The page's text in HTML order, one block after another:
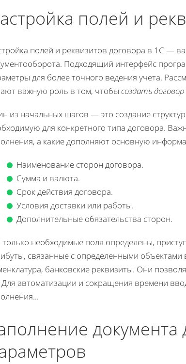
полей и
полей и реквизитов договора в 1С —
Подходящий интерфейс
для более точного ведения учета.
важную роль в том, чтобы создать
из начальных шагов — это создание
для конкретного типа договора.
а какие дополняют основную
Наименование сторон договора.
Сумма и валюта.
Срок действия договора.
Условия доставки или работы.
Дополнительные обязательства сторон.
только необходимые поля определены,
связанные с определенными объектами
банковские реквизиты. Они
автоматизации и сокращения времени